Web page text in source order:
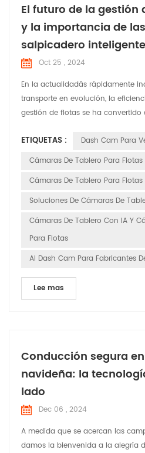
El futuro de la gestión
y la importancia de
salpicadero
Oct 25 , 2024
En la actualidadâs rápidamente
transporte en evolución, la
gestión de flotas se ha
los avances tecnológicos, las
tienen transformado de simples
ETIQUETAS :
Dash Cam Para
Cámaras De Tablero Para Flotas
Cámaras De Tablero Para Flotas
Soluciones De Cámaras De
Cámaras De Tablero Con IA Y
Para Flotas
AI Dash Cam Para Fabricantes
Lee mas
Conducción segura
navideña: la
lado
Dec 06 , 2024
A medida que se acercan las
damos la bienvenida a la alegría